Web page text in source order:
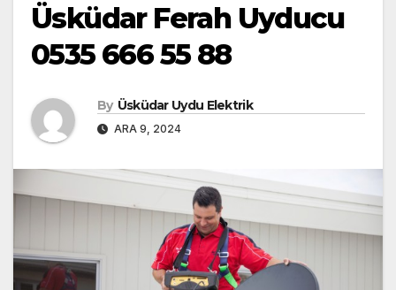
Üsküdar Ferah Uyducu
0535 666 55 88
By Üsküdar Uydu Elektrik
ARA 9, 2024